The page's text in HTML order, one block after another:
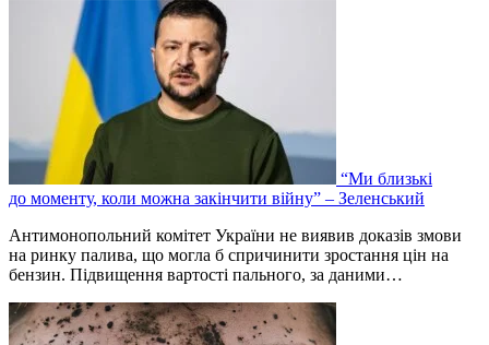
“Ми близькі
до моменту, коли можна закінчити війну” – Зеленський
Антимонопольний комітет України не виявив доказів змови
на ринку палива, що могла б спричинити зростання цін на
бензин. Підвищення вартості пального, за даними…